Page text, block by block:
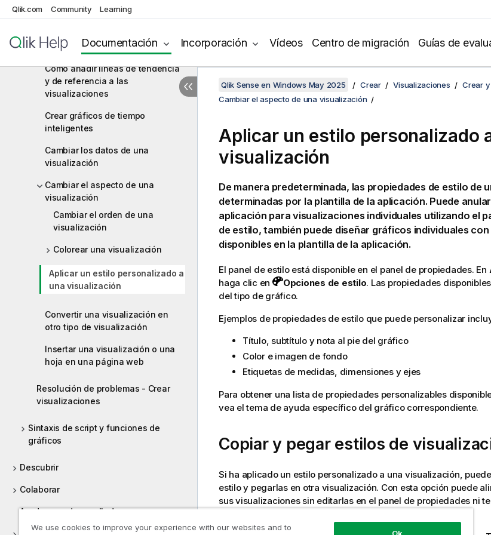
Qlik.com Community Learning
Documentación Incorporación Vídeos Centro de migración Guías de
un objeto personalizado
una visualización existente
Cómo añadir líneas de tendencia
y de referencia a las
visualizaciones
Crear gráficos de tiempo
inteligentes
Cambiar los datos de una
visualización
Cambiar el aspecto de una
visualización
Cambiar el orden de una
visualización
Colorear una visualización
Aplicar un estilo personalizado a
una visualización
Convertir una visualización en
otro tipo de visualización
Insertar una visualización o una
hoja en una página web
Resolución de problemas - Crear
visualizaciones
Sintaxis de script y funciones de
gráficos
Descubrir
Colaborar
Ayuda para desarrolladores
Qlik Sense en Windows May 2025 Crear Visualizaciones
Crear
Cambiar el aspecto de una visualización
Aplicar un estilo personalizado
visualización
De manera predeterminada, las propiedades de estilo de
determinadas por la plantilla de la aplicación. Puede
aplicación para visualizaciones individuales utilizando el
de estilo, también puede diseñar gráficos individuales
disponibles en la plantilla de la aplicación.
El panel de estilo está disponible en el panel de propiedades. En
haga clic en
Opciones de estilo. Las propiedades
del tipo de gráfico.
Ejemplos de propiedades de estilo que puede personalizar
Título, subtítulo y nota al pie del gráfico
Color e imagen de fondo
Etiquetas de medidas, dimensiones y ejes
Para obtener una lista de propiedades personalizables
vea el tema de ayuda específico del gráfico correspondiente.
Copiar y pegar estilos de
Si ha aplicado un estilo personalizado a una visualización,
estilo y pegarlas en otra visualización. Con esta opción puede
sus visualizaciones sin editarlas en el panel de propiedades ni
We use cookies to improve your experience with our websites and to